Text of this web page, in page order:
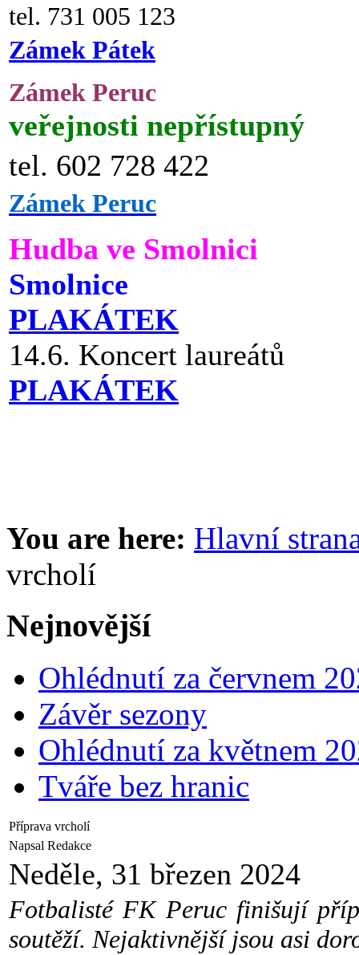
tel. 731 005 123
Zámek Pátek
Zámek Peruc
veřejnosti nepřístupný
tel. 602 728 422
Zámek Peruc
Hudba ve Smolnici
Smolnice
PLAKÁTEK
14.6. Koncert laureátů
PLAKÁTEK
You are here: Hlavní
vrcholí
Nejnovější
Ohlédnutí za červnem
Závěr sezony
Ohlédnutí za květnem
Tváře bez hranic
Příprava vrcholí
Napsal Redakce
Neděle, 31 březen 2024
Fotbalisté FK Peruc finišují
soutěží. Nejaktivnější jsou asi